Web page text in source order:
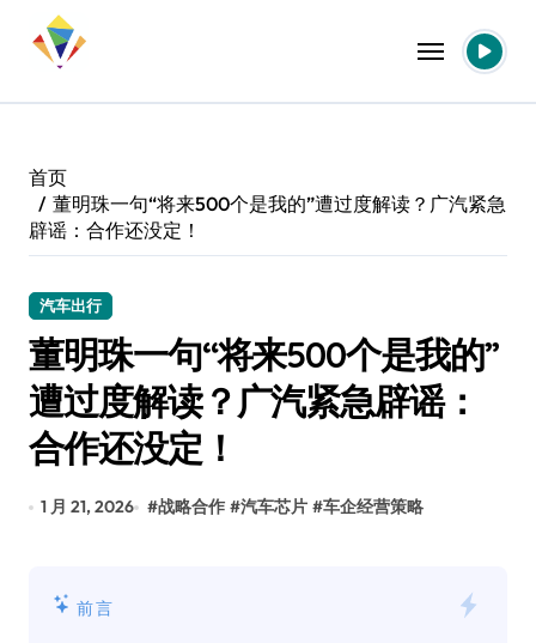
首页
董明珠一句“将来500个是我的”遭过度解读？广汽紧急
辟谣：合作还没定！
汽车出行
董明珠一句“将来500个是我的”
遭过度解读？广汽紧急辟谣：
合作还没定！
1 月 21, 2026 #战略合作 #汽车芯片 #车企经营策略
前言